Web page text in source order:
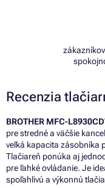
Recenzia
BROTHER MFC-
pre stredné a väčšie
veľká kapacita zásobníka
Tlačiareň ponúka aj
pre ľahké ovládanie. Je
spoľahlivú a výkonnú